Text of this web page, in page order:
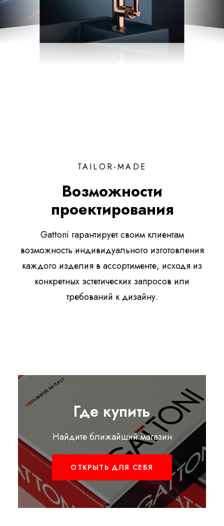
TAILOR-MADE
Возможности
проектирования
Gattoni гарантирует своим клиентам
возможность индивидуального изготовления
каждого изделия в ассортименте, исходя из
конкретных эстетических запросов или
требований к дизайну.
Где купить
Найдите ближайший магазин
ОТКРЫТЬ ДЛЯ СЕБЯ